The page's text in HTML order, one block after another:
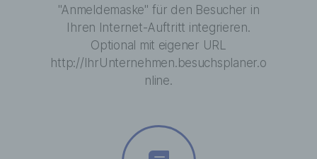
"Anmeldemaske" für den Besucher in
Ihren Internet-Auftritt integrieren.
Optional mit eigener URL
http://IhrUnternehmen.besuchsplaner.o
nline.
b) betroffene Person
Betroffene Person ist jede identifizierte
oder identifizierbare natürliche Person,